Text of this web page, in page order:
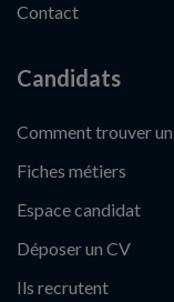
Contact
Candidats
Comment trouver
Fiches métiers
Espace candidat
Déposer un CV
Ils recrutent